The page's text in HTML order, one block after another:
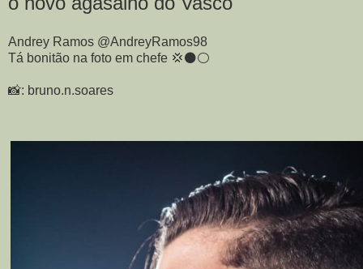
Andrey Ramos @AndreyRamos98
Tá bonitão na foto em chefe 💢⚫️⚪️
📸: bruno.n.soares